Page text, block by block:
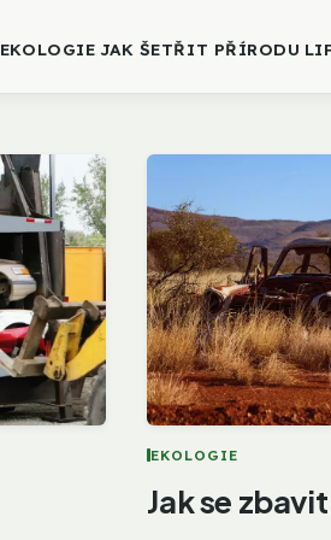
EKOLOGIE JAK ŠETŘIT PŘÍRODU
Jak se
EKOLOGIE